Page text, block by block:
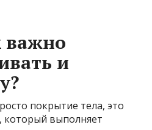
важно
и
покрытие тела, это
выполняет